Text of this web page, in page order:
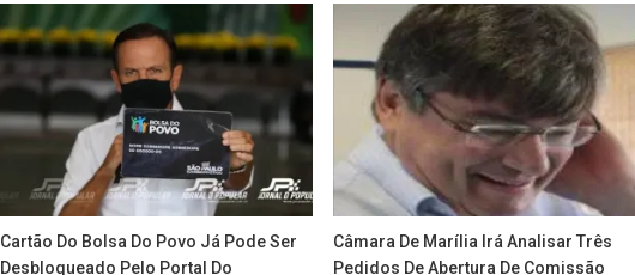
Cartão Do Bolsa Do Povo Já Pode Ser
Desbloqueado Pelo Portal Do
Câmara De Marília Irá Analisar Três
Pedidos De Abertura De Comissão